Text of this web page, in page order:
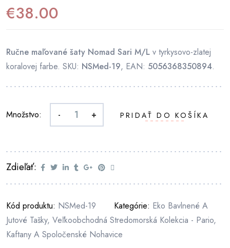
€38.00
Ručne maľované šaty Nomad Sari M/L v tyrkysovo-zlatej
koralovej farbe. SKU: NSMed-19, EAN: 5056368350894.
Množstvo: - + PRIDAŤ DO KOŠÍKA
Zdieľať:
Kód produktu: NSMed-19 Kategórie: Eko Bavlnené A
Jutové Tašky, Veľkoobchodná Stredomorská Kolekcia - Pario,
Kaftany A Spoločenské Nohavice